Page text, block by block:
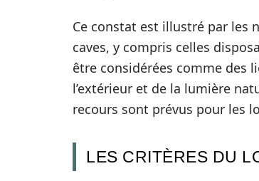
Ce constat est illustré par les
caves, y compris celles
être considérées comme des
l’extérieur et de la lumière
recours sont prévus pour les
LES CRITÈRES DU